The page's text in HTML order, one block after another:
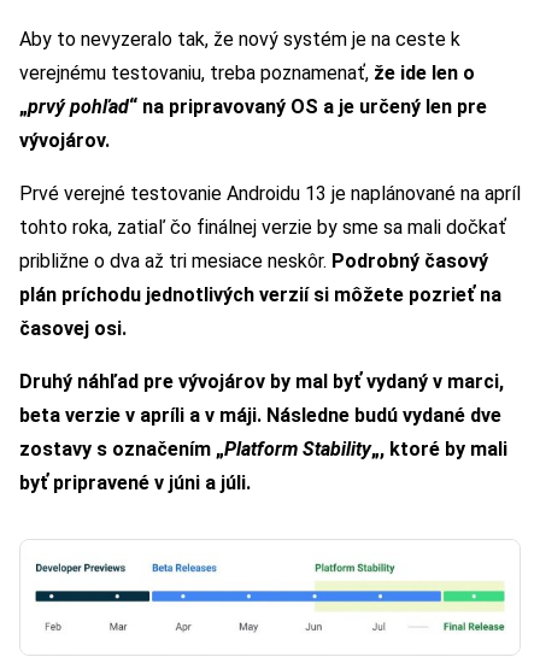
Aby to nevyzeralo tak, že nový systém je na ceste k
verejnému testovaniu, treba poznamenať, že ide len o
„prvý pohľad“ na pripravovaný OS a je určený len pre
vývojárov.
Prvé verejné testovanie Androidu 13 je naplánované na apríl
tohto roka, zatiaľ čo finálnej verzie by sme sa mali dočkať
približne o dva až tri mesiace neskôr. Podrobný časový
plán príchodu jednotlivých verzií si môžete pozrieť na
časovej osi.
Druhý náhľad pre vývojárov by mal byť vydaný v marci,
beta verzie v apríli a v máji. Následne budú vydané dve
zostavy s označením „Platform Stability„, ktoré by mali
byť pripravené v júni a júli.